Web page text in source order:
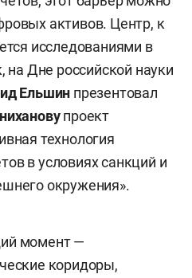
активов. Центр, к
исследованиями в
на Дне российской науки
Ельшин презентовал
проект
технология
в условиях санкций и
окружения».
момент —
коридоры,